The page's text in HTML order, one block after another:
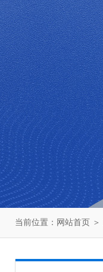
当前位置： 网站首页 ＞